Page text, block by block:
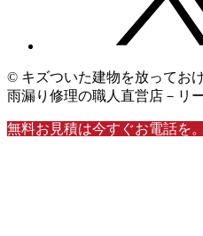
© キズついた建物を放ってお
雨漏り修理の職人直営店－リ
無料お見積は今すぐお電話を。